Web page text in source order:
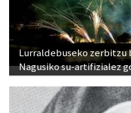
Lurraldebuseko zerbitzu
Nagusiko su-artifizialez